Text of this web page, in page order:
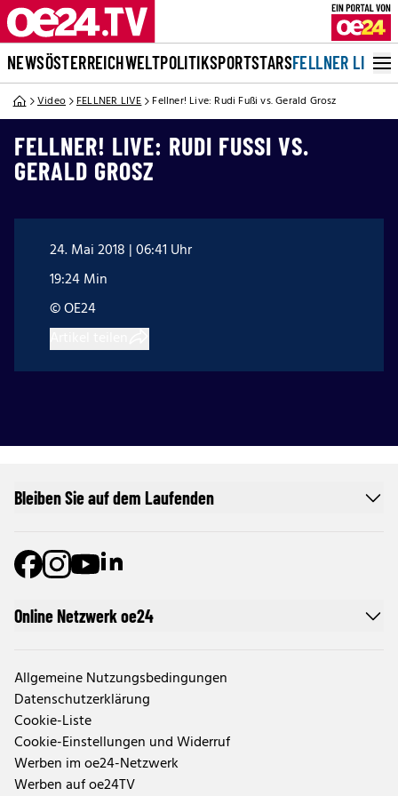
NEWSÖSTERREICHWELTPOLITIKSPORTSTARSFELLNER LIVE
Video FELLNER LIVE Fellner! Live: Rudi Fußi vs. Gerald Grosz
FELLNER! LIVE: RUDI FUSSI VS. G
ERALD GROSZ
24. Mai 2018 | 06:41 Uhr
19:24 Min
© OE24
Online Netzwerk oe24
Allgemeine Nutzungsbedingungen
Datenschutzerklärung
Cookie-Liste
Cookie-Einstellungen und Widerruf
Werben im oe24-Netzwerk
Werben auf oe24TV
Bleiben Sie auf dem Laufenden